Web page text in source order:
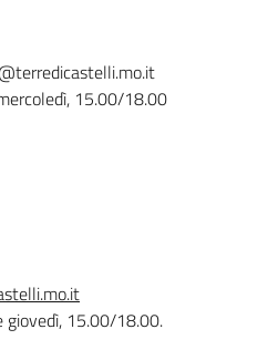
15.00/18.00
giovedì, 15.00/18.00.